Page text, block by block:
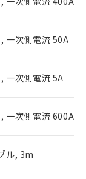
一次側電流 50A
一次側電流 5A
一次側電流 600A
ル, 3m
あり
です。
り、閲
売員に